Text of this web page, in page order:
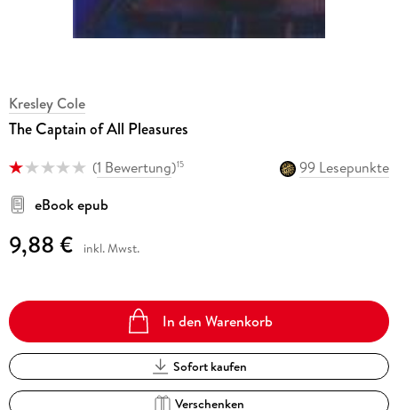
Kresley Cole
The Captain of All Pleasures
(1 Bewertung)15
99 Lesepunkte
eBook epub
9,88 € inkl. Mwst.
In den Warenkorb
Sofort kaufen
Verschenken